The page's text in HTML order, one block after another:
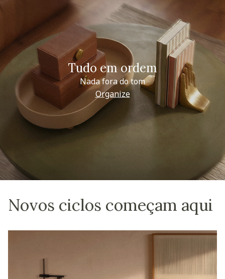
Tudo em ordem
Nada fora do tom
Organize
Novos ciclos começam aqui